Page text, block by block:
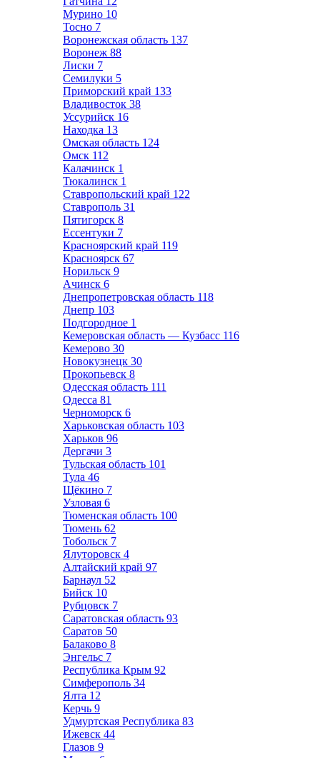
Мурино 10
Тосно 7
Воронежская область 137
Воронеж 88
Лиски 7
Семилуки 5
Приморский край 133
Владивосток 38
Уссурийск 16
Находка 13
Омская область 124
Омск 112
Калачинск 1
Тюкалинск 1
Ставропольский край 122
Ставрополь 31
Пятигорск 8
Ессентуки 7
Красноярский край 119
Красноярск 67
Норильск 9
Ачинск 6
Днепропетровская область 118
Днепр 103
Подгородное 1
Кемеровская область — Кузбасс 116
Кемерово 30
Новокузнецк 30
Прокопьевск 8
Одесская область 111
Одесса 81
Черноморск 6
Харьковская область 103
Харьков 96
Дергачи 3
Тульская область 101
Тула 46
Щёкино 7
Узловая 6
Тюменская область 100
Тюмень 62
Тобольск 7
Ялуторовск 4
Алтайский край 97
Барнаул 52
Бийск 10
Рубцовск 7
Саратовская область 93
Саратов 50
Балаково 8
Энгельс 7
Республика Крым 92
Симферополь 34
Ялта 12
Керчь 9
Удмуртская Республика 83
Ижевск 44
Глазов 9